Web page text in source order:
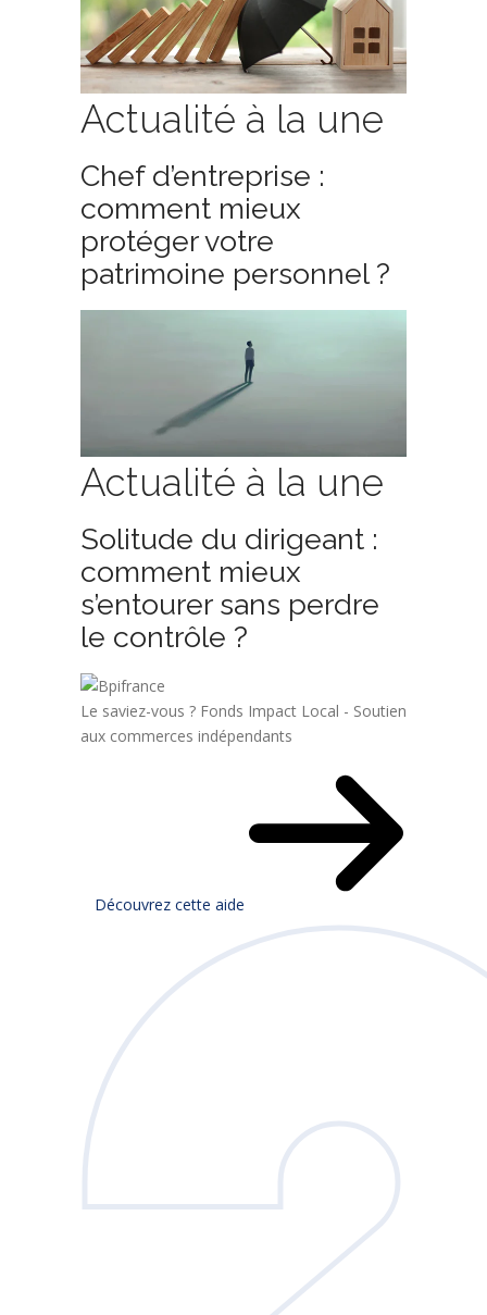
Actualité à la une
Chef d’entreprise :
comment mieux
protéger votre
patrimoine personnel ?
Actualité à la une
Solitude du dirigeant :
comment mieux
s’entourer sans perdre
le contrôle ?
Le saviez-vous ? Fonds Impact Local - Soutien
aux commerces indépendants
Découvrez cette aide